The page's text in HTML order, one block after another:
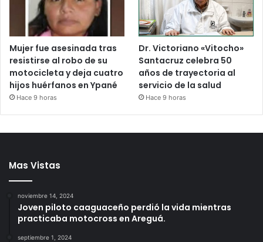
Mujer fue asesinada tras
resistirse al robo de su
motocicleta y deja cuatro
hijos huérfanos en Ypané
Hace 9 horas
Dr. Victoriano «Vitocho»
Santacruz celebra 50
años de trayectoria al
servicio de la salud
Hace 9 horas
Mas Vistas
noviembre 14, 2024
Joven piloto caaguaceño perdió la vida mientras
practicaba motocross en Areguá.
septiembre 1, 2024